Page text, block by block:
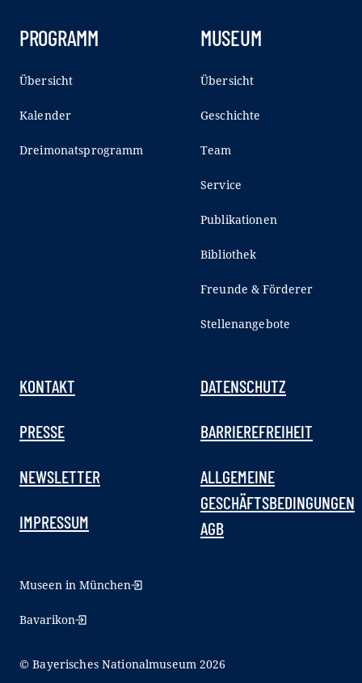
PROGRAMM
Übersicht
Kalender
Dreimonatsprogramm
MUSEUM
Übersicht
Geschichte
Team
Service
Publikationen
Bibliothek
Freunde & Förderer
Stellenangebote
KONTAKT
PRESSE
NEWSLETTER
IMPRESSUM
DATENSCHUTZ
BARRIEREFREIHEIT
ALLGEMEINE
GESCHÄFTSBEDINGUNGEN
AGB
Museen in München
Bavarikon
© Bayerisches Nationalmuseum 2026